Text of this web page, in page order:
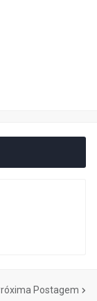
Postagem